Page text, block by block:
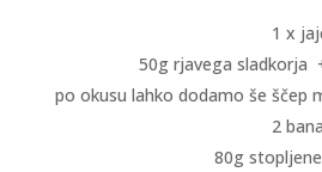
1 x
50g rjavega sladkorja
po okusu lahko dodamo še ščep
2
80g